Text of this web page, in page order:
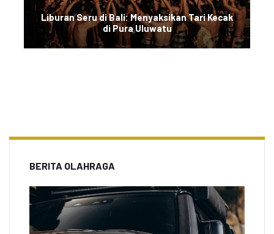
Liburan Seru di Bali: Menyaksikan Tari Kecak
di Pura Uluwatu
BERITA OLAHRAGA